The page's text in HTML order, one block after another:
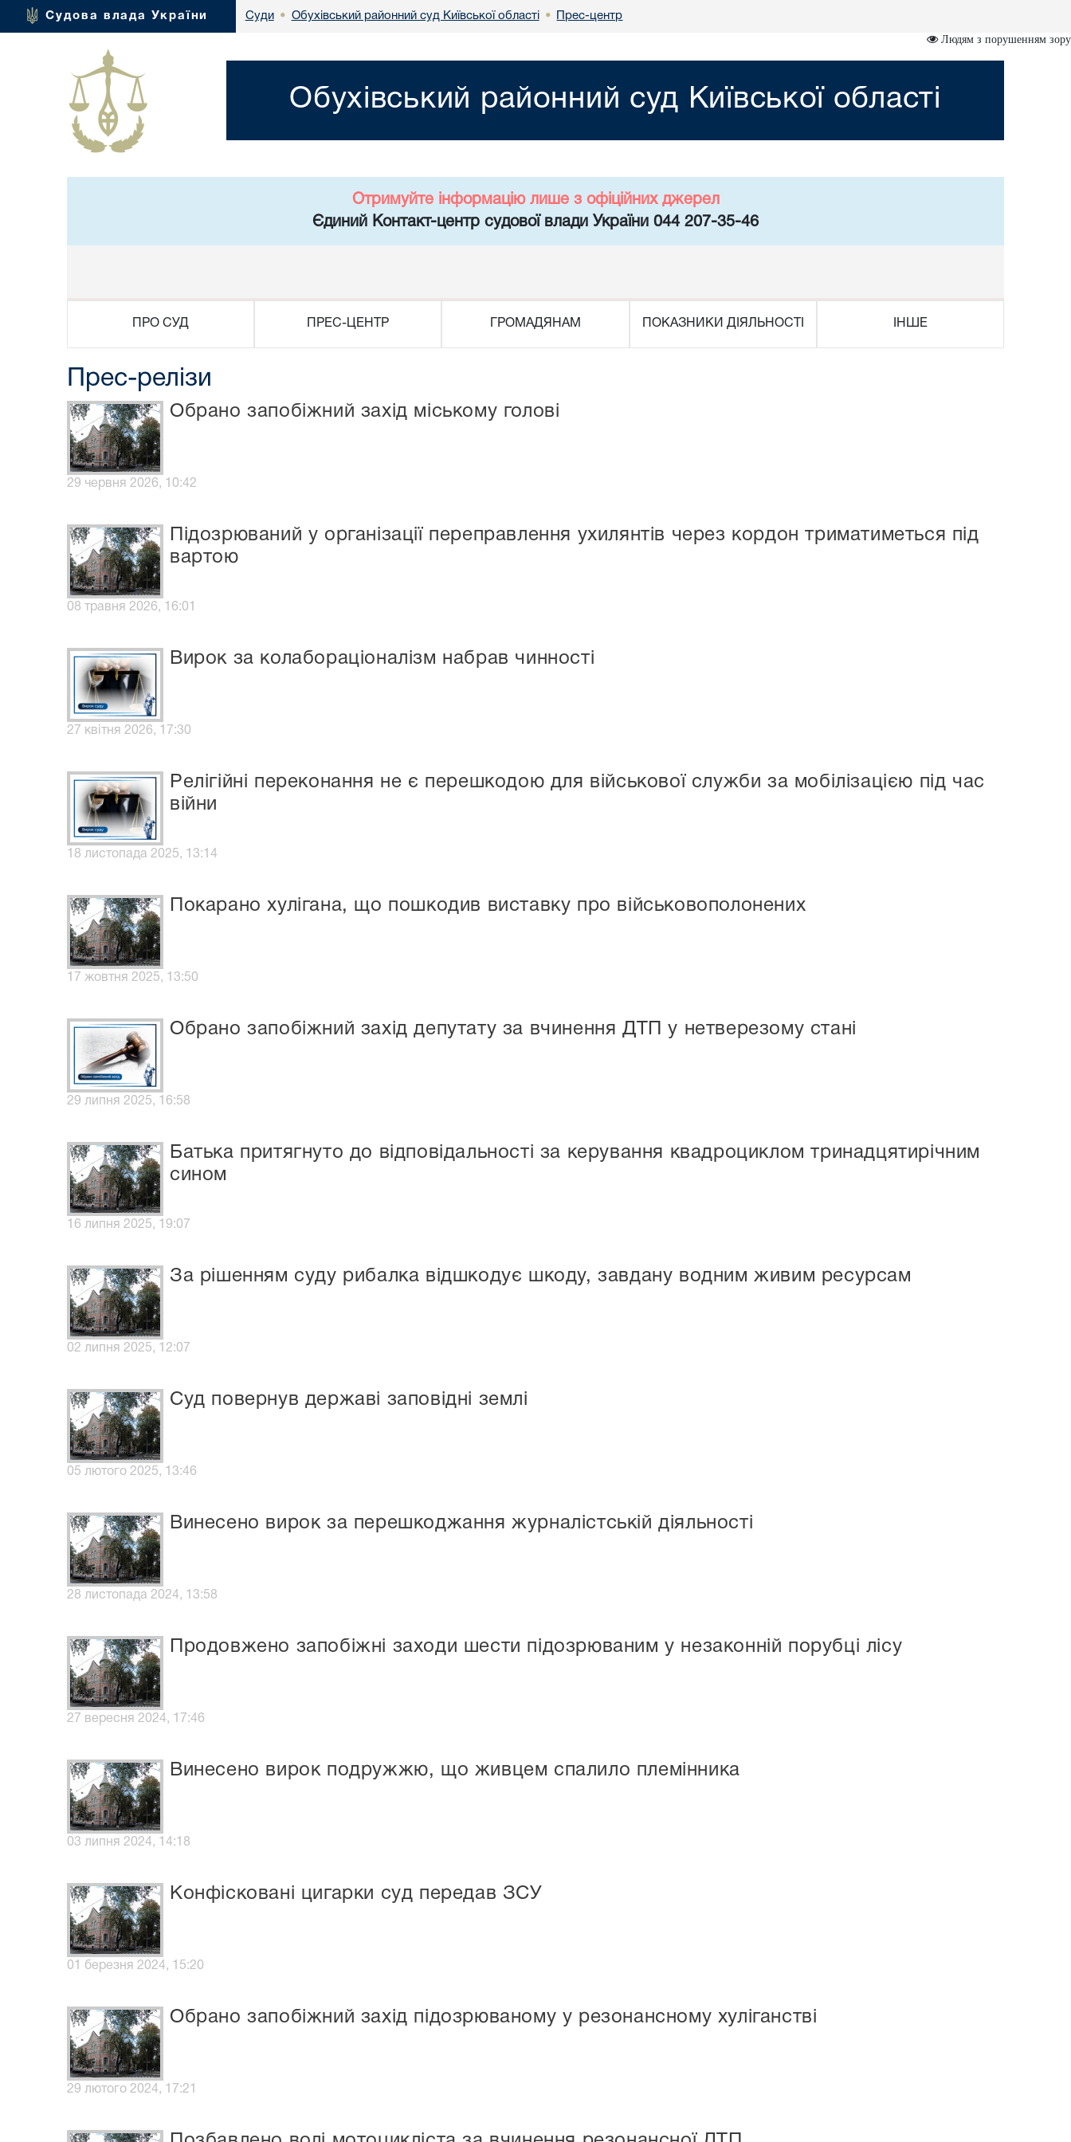
Судова влада України Суди • Обухівський районний суд Київської області • Прес-центр
Людям з порушенням зору
Обухівський районний суд Київської області
Отримуйте інформацію лише з офіційних джерел
Єдиний Контакт-центр судової влади України 044 207-35-46
ПРО СУД ПРЕС-ЦЕНТР ГРОМАДЯНАМ ПОКАЗНИКИ ДІЯЛЬНОСТІ ІНШЕ
Прес-релізи
Обрано запобіжний захід міському голові
29 червня 2026, 10:42
Підозрюваний у організації переправлення ухилянтів через кордон триматиметься під
вартою
08 травня 2026, 16:01
Вирок за колабораціоналізм набрав чинності
27 квітня 2026, 17:30
Релігійні переконання не є перешкодою для військової служби за мобілізацією під час
війни
18 листопада 2025, 13:14
Покарано хулігана, що пошкодив виставку про військовополонених
17 жовтня 2025, 13:50
Обрано запобіжний захід депутату за вчинення ДТП у нетверезому стані
29 липня 2025, 16:58
Батька притягнуто до відповідальності за керування квадроциклом тринадцятирічним
сином
16 липня 2025, 19:07
За рішенням суду рибалка відшкодує шкоду, завдану водним живим ресурсам
02 липня 2025, 12:07
Суд повернув державі заповідні землі
05 лютого 2025, 13:46
Винесено вирок за перешкоджання журналістській діяльності
28 листопада 2024, 13:58
Продовжено запобіжні заходи шести підозрюваним у незаконній порубці лісу
27 вересня 2024, 17:46
Винесено вирок подружжю, що живцем спалило племінника
03 липня 2024, 14:18
Конфісковані цигарки суд передав ЗСУ
01 березня 2024, 15:20
Обрано запобіжний захід підозрюваному у резонансному хуліганстві
29 лютого 2024, 17:21